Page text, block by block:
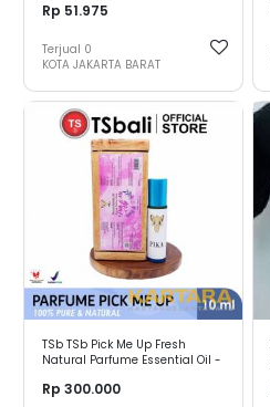
Nourishing Skin
Rp 51.975
Terjual 0
KOTA JAKARTA BARAT
TSb TSb Pick Me Up Fresh
Natural Parfume Essential Oil -
Rp 300.000